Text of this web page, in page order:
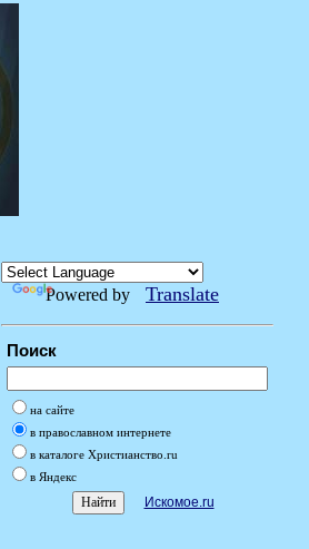
Powered by Translate
Поиск
на сайте
в православном интернете
в каталоге Христианство.ru
в Яндекс
Искомое.ru